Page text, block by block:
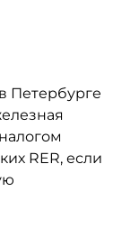
Петербурге
RER, если